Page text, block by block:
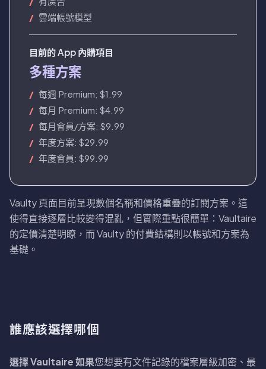
雲端帳號模型
目前的 App 內購項目
多種方案
每週 Premium: $1.99
每月 Premium: $4.99
每月會員/方案: $9.99
年度方案: $29.99
年度會員: $99.99
Vaulty 頁面目前呈現數個名稱和價格重疊的訂閱方案。這
使得直接逐層比較變得混亂，但實際重點很簡單：Vaultaire
的定價清楚明瞭，而 Vaulty 的付費結構則以帳號和方案為
基礎。
誰應該選擇哪個
選擇 Vaultaire 如果您想要有文件記錄的檔案層級加密、最